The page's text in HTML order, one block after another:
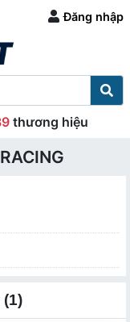
Đăng nhập
thương hiệu